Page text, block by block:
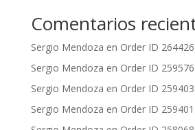
Sergio MendozaenOrder ID 259401
Sergio Mendoza en Order ID 258068
Archivos
No hay archivos que mostrar.